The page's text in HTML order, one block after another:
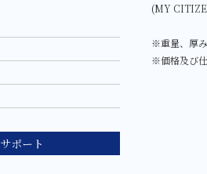
(MY
※重量、厚み
※価格及び仕
サポート